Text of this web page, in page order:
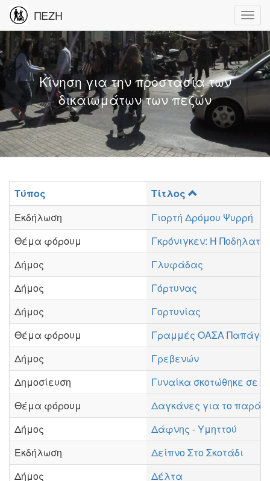
ΠΕΖΗ
Κίνηση για την προστασία των
δικαιωμάτων των πεζών
Τύπος
Τίτλος
Εκδήλωση
Γιορτή Δρόμου Ψυρρή
Θέμα φόρουμ
Γκρόνιγκεν: Η
Δήμος
Γλυφάδας
Δήμος
Γόρτυνας
Δήμος
Γορτυνίας
Θέμα φόρουμ
Γραμμές ΟΑΣΑ Παπάγου
Δήμος
Γρεβενών
Δημοσίευση
Γυναίκα σκοτώθηκε σε
Θέμα φόρουμ
Δαγκάνες για το
Δήμος
Δάφνης - Υμηττού
Εκδήλωση
Δείπνο Στο Σκοτάδι
Δήμος
Δέλτα